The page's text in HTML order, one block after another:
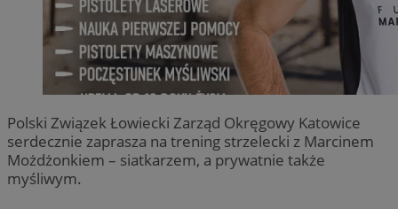
Polski Związek Łowiecki Zarząd Okręgowy Katowice
serdecznie zaprasza na trening strzelecki z Marcinem
Możdżonkiem – siatkarzem, a prywatnie także
myśliwym.